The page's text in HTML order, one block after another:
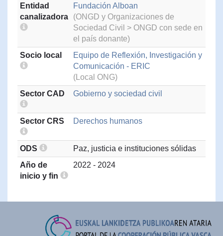
Entidad
canalizadora
Fundación Alboan
(ONGD y Organizaciones de
Sociedad Civil > ONGD con sede en
el país donante)
Socio local
Equipo de Reflexión, Investigación y
Comunicación - ERIC
(Local ONG)
Sector CAD
Gobierno y sociedad civil
Sector CRS Derechos humanos
ODS
Paz, justicia e instituciones sólidas
Año de
inicio y fin
2022 - 2024